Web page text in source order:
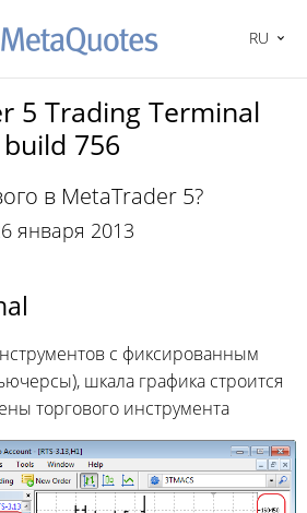
RU
5 Trading Terminal
build 756
в MetaTrader 5?
января 2013
с фиксированным
шкала графика строится
торгового инструмента